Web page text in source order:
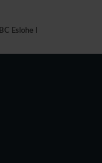
BC Eslohe I